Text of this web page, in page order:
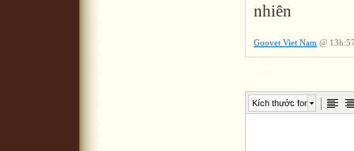
nhiên
Goovet Viet Nam @
Kích thước font